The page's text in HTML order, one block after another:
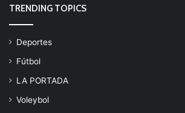
TRENDING TOPICS
Deportes
Fútbol
LA PORTADA
Voleybol